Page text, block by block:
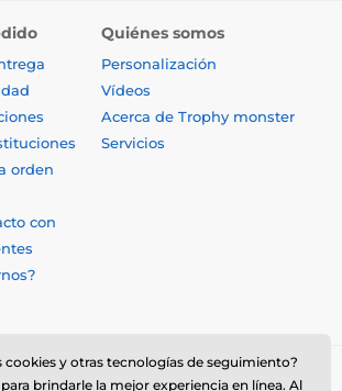
orden
con
Quiénes somos
Personalización
Vídeos
Acerca de Trophy monster
Servicios
cookies y otras tecnologías de seguimiento?
brindarle la mejor experiencia en línea. Al